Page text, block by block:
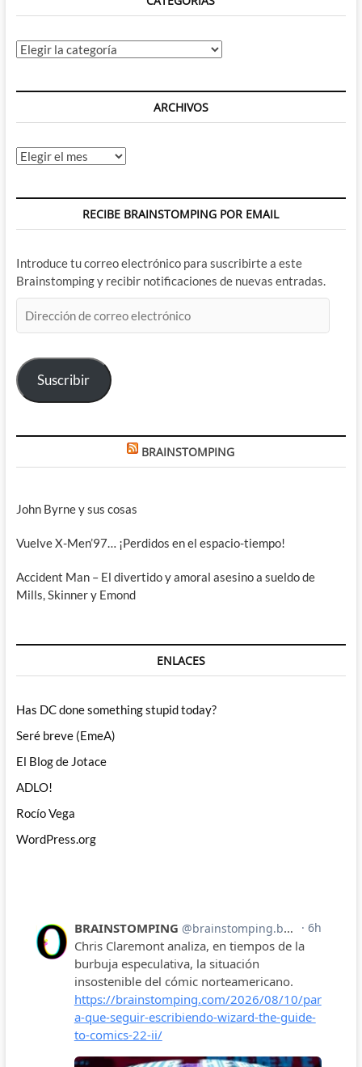
Categorías
ARCHIVOS
Archivos
RECIBE BRAINSTOMPING POR EMAIL
Introduce tu correo electrónico para suscribirte a este
Brainstomping y recibir notificaciones de nuevas entradas.
de
electrónico
Suscribir
BRAINSTOMPING
John Byrne y sus cosas
Vuelve X-Men’97… ¡Perdidos en el espacio-tiempo!
Accident Man – El divertido y amoral asesino a sueldo de
Mills, Skinner y Emond
ENLACES
Has DC done something stupid today?
Seré breve (EmeA)
El Blog de Jotace
ADLO!
Rocío Vega
WordPress.org